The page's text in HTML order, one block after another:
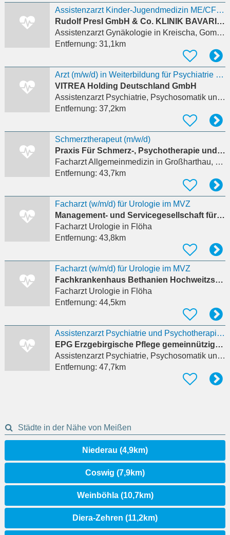
Assistenzarzt Kinder-Jugendmedizin ME/CFS (m/w/d)
Rudolf Presl GmbH & Co. KLINIK BAVARIA Rehabilitations KG
Assistenzarzt Gynäkologiein Kreischa, Gombsen
Entfernung: 31,1km
Arzt (m/w/d) in Weiterbildung für Psychiatrie und Psychotherapie oder Psychosomatische Medizin
VITREA Holding Deutschland GmbH
Assistenzarzt Psychiatrie, Psychosomatik und Psychotherapie
Entfernung: 37,2km
Schmerztherapeut (m/w/d)
Praxis Für Schmerz-, Psychotherapie und Stressmedizin - Dr. Frank Hessler
Facharzt Allgemeinmedizin in Großharthau, Bühlau
Entfernung: 43,7km
Facharzt (w/m/d) für Urologie im MVZ
Management- und Servicegesellschaft für soziale Einrichtungen mbH
Facharzt Urologiein Flöha
Entfernung: 43,8km
Facharzt (w/m/d) für Urologie im MVZ
Fachkrankenhaus Bethanien Hochweitzschen
Facharzt Urologiein Flöha
Entfernung: 44,5km
Assistenzarzt Psychiatrie und Psychotherapie (m/w/d)
EPG Erzgebirgische Pflege gemeinnützige GmbH
Assistenzarzt Psychiatrie, Psychosomatik und Psychotherapie
Entfernung: 47,7km
Städte in der Nähe von Meißen
Niederau (4,9km)
Coswig (7,9km)
Weinböhla (10,7km)
Diera-Zehren (11,2km)